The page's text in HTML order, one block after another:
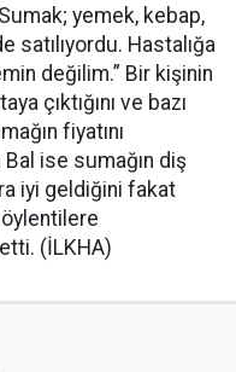
yemek, kebap,
satılıyordu. Hastalığa
değilim.” Bir kişinin
çıktığını ve bazı
fiyatını
ise sumağın diş
iyi geldiğini fakat
(İLKHA)